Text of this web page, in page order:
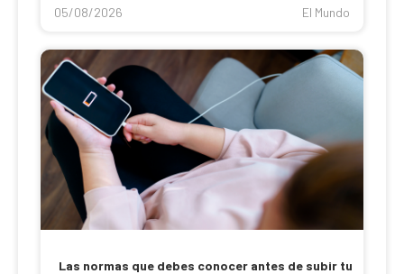
05/08/2026 El Mundo
Las normas que debes conocer antes de subir tu